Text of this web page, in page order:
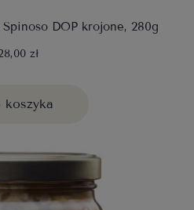
DOP krojone, 280g
zł
koszyka